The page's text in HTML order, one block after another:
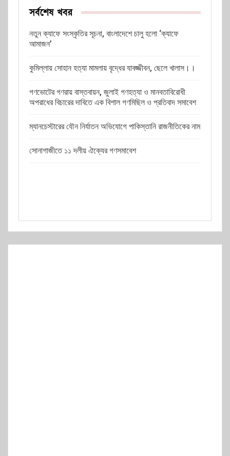
সর্বশেষ খবর
নতুন ক্যাফে সংস্কৃতির সূচনা, বাংলাদেশে চালু হলো ‘ক্যাফে
আমাজন’
কুমিল্লায় সোহান হত্যা মামলায় বৃদ্ধের যাবজ্জীবন, ছেলে খালাস।।
গণভোটের গণরায় বাস্তবায়ন, জুলাই গণহত্যা ও মানবতাবিরোধী
অপরাধের বিচারের দাবিতে এক বিশাল গণমিছিল ও প্রতিবাদ সমাবেশ
ম্যানচেস্টারের যৌন নির্যাতন অভিযোগে পাকিস্তানি রাজনীতিকের নাম
সোনাগাজীতে ১১ দলীয় ঐক্যের গণসমাবেশ